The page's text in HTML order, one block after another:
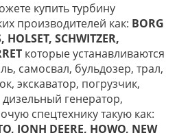
купить турбину
производителей как: BORG
SCHWITZER,
которые устанавливаются
самосвал, бульдозер, трал,
экскаватор, погрузчик,
дизельный генератор,
спецтехнику такую как:
JONH DEERE, HOWO, NEW